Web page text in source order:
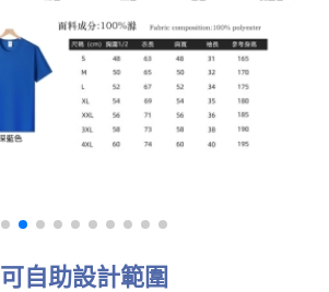
可自助設計範圍